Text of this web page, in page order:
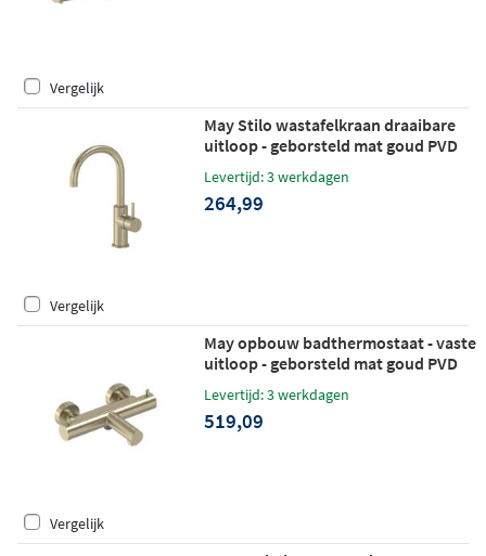
Vergelijk
May Stilo wastafelkraan draaibare
uitloop - geborsteld mat goud PVD
Levertijd: 3 werkdagen
264,99
Vergelijk
May opbouw badthermostaat - vaste
uitloop - geborsteld mat goud PVD
Levertijd: 3 werkdagen
519,09
Vergelijk